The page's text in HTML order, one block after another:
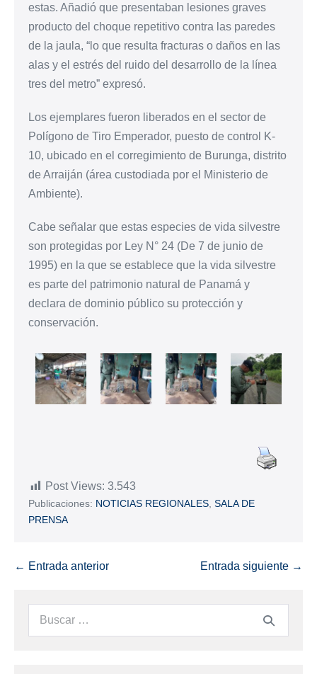
estas. Añadió que presentaban lesiones graves
producto del choque repetitivo contra las paredes
de la jaula, “lo que resulta fracturas o daños en las
alas y el estrés del ruido del desarrollo de la línea
tres del metro” expresó.
Los ejemplares fueron liberados en el sector de
Polígono de Tiro Emperador, puesto de control K-
10, ubicado en el corregimiento de Burunga, distrito
de Arraiján (área custodiada por el Ministerio de
Ambiente).
Cabe señalar que estas especies de vida silvestre
son protegidas por Ley N° 24 (De 7 de junio de
1995) en la que se establece que la vida silvestre
es parte del patrimonio natural de Panamá y
declara de dominio público su protección y
conservación.
Post Views: 3.543
Publicaciones: NOTICIAS REGIONALES SALA DE
PRENSA
← Entrada anterior Entrada siguiente →